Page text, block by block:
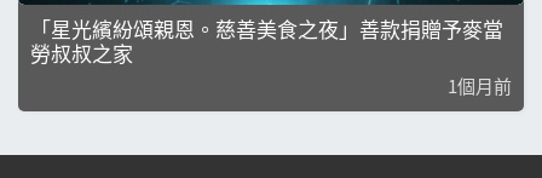
「星光繽紛頌親恩。慈善美食之夜」善款捐贈予麥當
勞叔叔之家
1個月前